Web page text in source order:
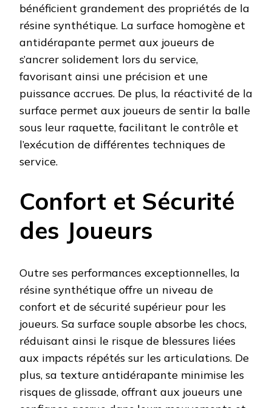
bénéficient grandement des propriétés de la
résine synthétique. La surface homogène et
antidérapante permet aux joueurs de
s’ancrer solidement lors du service,
favorisant ainsi une précision et une
puissance accrues. De plus, la réactivité de la
surface permet aux joueurs de sentir la balle
sous leur raquette, facilitant le contrôle et
l’exécution de différentes techniques de
service.
Confort et Sécurité
des Joueurs
Outre ses performances exceptionnelles, la
résine synthétique offre un niveau de
confort et de sécurité supérieur pour les
joueurs. Sa surface souple absorbe les chocs,
réduisant ainsi le risque de blessures liées
aux impacts répétés sur les articulations. De
plus, sa texture antidérapante minimise les
risques de glissade, offrant aux joueurs une